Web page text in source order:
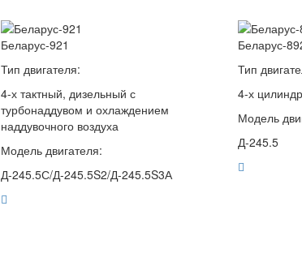
Беларус-921
Тип двигателя:
4-х тактный, дизельный с
турбонаддувом и охлаждением
наддувочного воздуха
Модель двигателя:
Д-245.5С/Д-245.5S2/Д-245.5S3А
Беларус-
Тип
4-х
Модель
Д-245.5